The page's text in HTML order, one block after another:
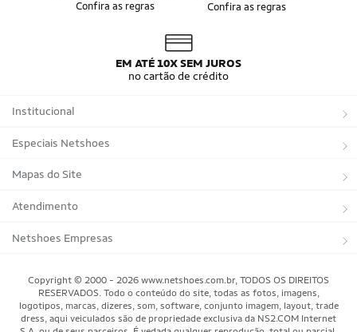
Confira as regras
Confira as regras
EM ATÉ 10X SEM JUROS
no cartão de crédito
Institucional
Sobre a Netshoes
Política de Privacidade
Programa de Afiliados
Regulamentos
Programa de Integridade
Blog
Especiais Netshoes
Suplementos
Corrida
Bicicletas
Basquete
Mapas do Site
Marcas
Tipos de Produtos
Atendimento
Trocas e devoluções
Minha Conta
Meus Pedidos
Netshoes Empresas
Copyright © 2000 - 2026 www.netshoes.com.br, TODOS OS DIREITOS
RESERVADOS. Todo o conteúdo do site, todas as fotos, imagens,
logotipos, marcas, dizeres, som, software, conjunto imagem, layout, trade
dress, aqui veiculados são de propriedade exclusiva da NS2.COM Internet